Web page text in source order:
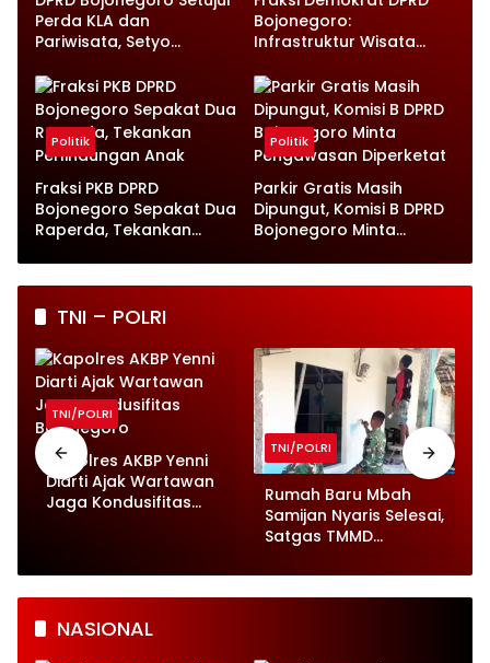
Perda KLA dan
Pariwisata, Setyo
Instruksi
Bojonegoro:
Infrastruktur Wisata
Prioritas
Politik
Fraksi PKB DPRD
Bojonegoro Sepakat Dua
Raperda, Tekankan
Politik
Parkir Gratis Masih
Dipungut, Komisi B DPRD
Bojonegoro Minta
TNI – POLRI
TNI/POLRI
Kapolres AKBP Yenni
Diarti Ajak Wartawan
Jaga Kondusifitas
TNI/POLRI
Rumah Baru Mbah
Samijan Nyaris Selesai,
Satgas TMMD
Finishing
NASIONAL